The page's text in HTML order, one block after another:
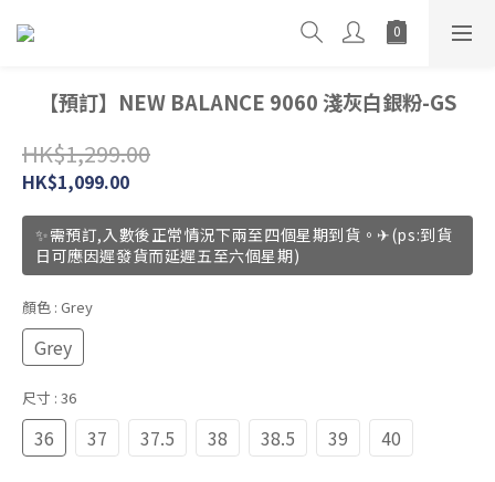
【預訂】NEW BALANCE 9060 淺灰白銀粉-GS
HK$1,299.00
HK$1,099.00
✨需預訂,入數後正常情況下兩至四個星期到貨。✈(ps:到貨
日可應因遲發貨而延遲五至六個星期)
顏色 : Grey
Grey
尺寸 : 36
36 37 37.5 38 38.5 39 40